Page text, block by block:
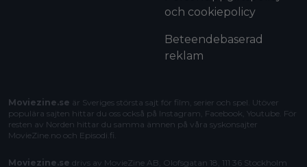
och cookiepolicy
Beteendebaserad
reklam
Moviezine.se är Sveriges största sajt för film, serier och spel. Utöver
populära sajten hittar du oss också på Instagram, Facebook, Youtube. För
resten av Norden hittar du samma ämnen på våra syskonsajter
MovieZine.no och Episodi.fi
Moviezine.se drivs av MovieZine AB, Olofsgatan 18, 111 36 Stockholm